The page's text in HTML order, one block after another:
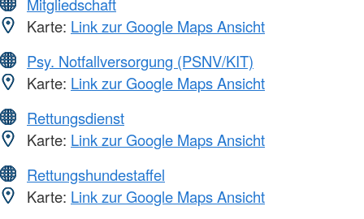
Karte: Link zur Google Maps Ansicht
Psy. Notfallversorgung (PSNV/KIT)
Karte: Link zur Google Maps Ansicht
Rettungsdienst
Karte: Link zur Google Maps Ansicht
Rettungshundestaffel
Karte: Link zur Google Maps Ansicht